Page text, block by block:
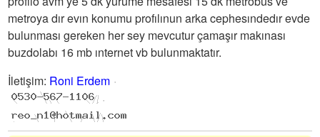
metroya dır evın konumu profılınun arka cephesındedır evde
bulunması gereken her sey mevcutur çamaşır makınası
buzdolabı 16 mb ınternet vb bulunmaktatır.
İletişim: Roni Erdem